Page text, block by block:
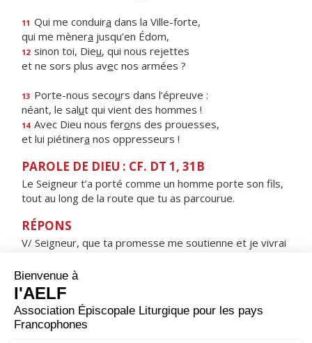
11 Qui me conduira dans la Ville-forte,
qui me mènera jusqu’en Édom,
12 sinon toi, Dieu, qui nous rejettes
et ne sors plus avec nos armées ?
13 Porte-nous secours dans l’épreuve :
néant, le salut qui vient des hommes !
14 Avec Dieu nous ferons des prouesses,
et lui piétinera nos oppresseurs !
PAROLE DE DIEU : CF. DT 1, 31B
Le Seigneur t’a porté comme un homme porte son fils,
tout au long de la route que tu as parcourue.
RÉPONS
V/ Seigneur, que ta promesse me soutienne et je vivrai
ne déçois pas mon attente.
ORAISON
Nous te supplions instamment, Seigneur Jésus, à l'heure
où tu fus conduit à la croix pour le salut du monde :